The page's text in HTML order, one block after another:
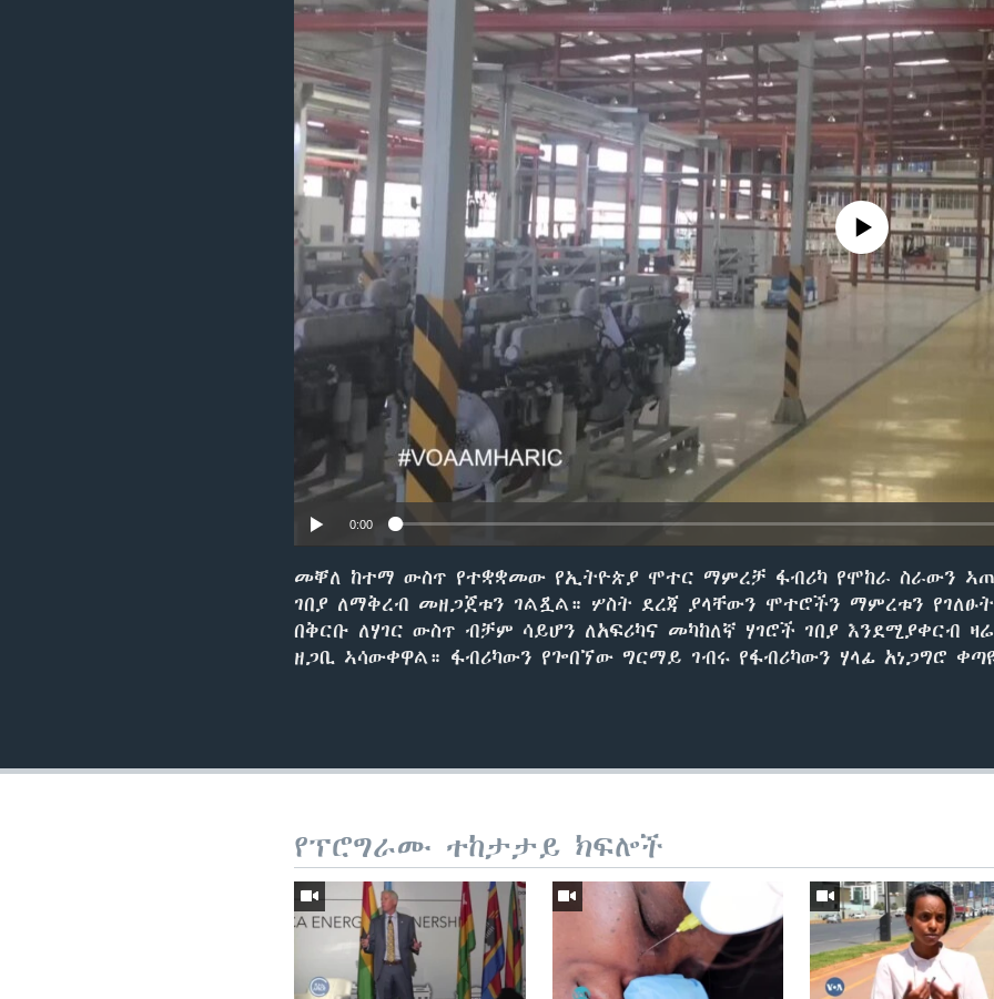
No media source currently
0:00
መቐለ ከተማ ውስጥ የተቋቋመው የኢትዮጵያ ሞተር ማምረቻ ፋብሪካ የሞከራ ስራውን
ገበያ ለማቅረብ መዘጋጀቱን ገልጿል። ሦስት ደረጃ ያላቸውን ሞተሮችን ማምረቱን
በቅርቡ ለሃገር ውስጥ ብቻም ሳይሆን ለአፍሪካና መካከለኛ ሃገሮች ገበያ እንደሚያቀርብ
ዘጋቢ ኣሳውቀዋል። ፋብሪካውን የጐበኘው ግርማይ ገብሩ የፋብሪካውን ሃላፊ አነጋግሮ
የፕሮግራሙ ተከታታይ ክፍሎች